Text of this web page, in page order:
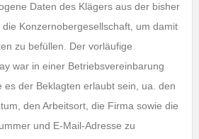
Daten des Klägers aus der bisher
Konzernobergesellschaft, um damit
zu befüllen. Der vorläufige
war in einer Betriebsvereinbarung
es der Beklagten erlaubt sein, ua. den
den Arbeitsort, die Firma sowie die
und E-Mail-Adresse zu